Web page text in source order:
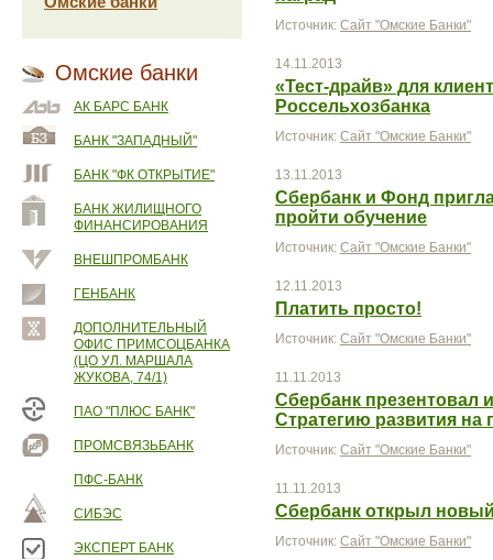
Омские банки
АК БАРС БАНК
БАНК "ЗАПАДНЫЙ"
БАНК "ФК ОТКРЫТИЕ"
БАНК ЖИЛИЩНОГО
ФИНАНСИРОВАНИЯ
ВНЕШПРОМБАНК
ГЕНБАНК
ДОПОЛНИТЕЛЬНЫЙ
ОФИС ПРИМСОЦБАНКА
(ЦО УЛ. МАРШАЛА
ЖУКОВА, 74/1)
ПАО "ПЛЮС БАНК"
ПРОМСВЯЗЬБАНК
ПФС-БАНК
СИБЭС
ЭКСПЕРТ БАНК
Источник: Сайт "Омские Банки"
14.11.2013
«Тест-драйв» для
Россельхозбанка
Источник: Сайт "Омские Банки"
13.11.2013
Сбербанк и Фонд
пройти обучение
Источник: Сайт "Омские Банки"
12.11.2013
Платить просто!
Источник: Сайт "Омские Банки"
11.11.2013
Сбербанк презентовал
Стратегию развития на
Источник: Сайт "Омские Банки"
11.11.2013
Сбербанк открыл
Источник: Сайт "Омские Банки"